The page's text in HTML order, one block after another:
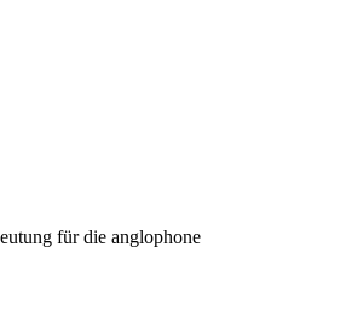
für die anglophone